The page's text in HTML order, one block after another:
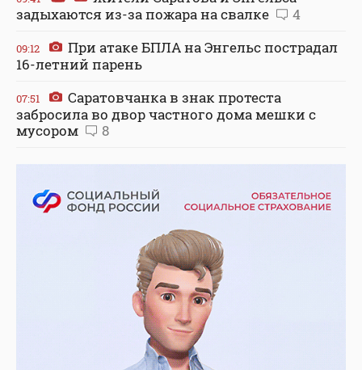
задыхаются из-за пожара на свалке
4
09:12
При атаке БПЛА на Энгельс пострадал
16-летний парень
07:51
Саратовчанка в знак протеста
забросила во двор частного дома мешки с
мусором
8